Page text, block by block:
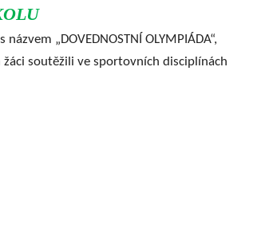
„DOVEDNOSTNÍ OLYMPIÁDA“,
soutěžili ve sportovních disciplínách